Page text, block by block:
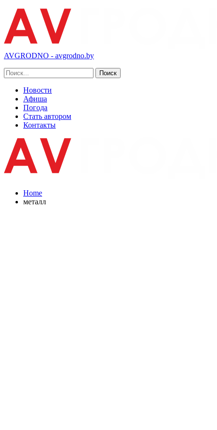
AVGRODNO - avgrodno.by
Новости
Афиша
Погода
Стать автором
Контакты
Home
металл